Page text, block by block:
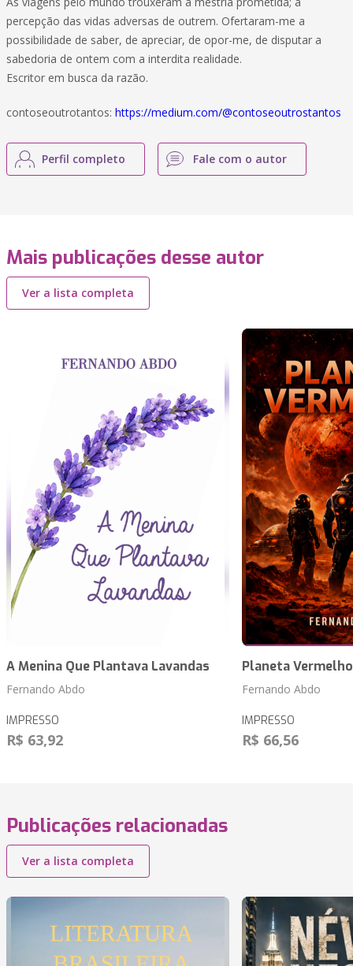
percepção das vidas adversas de outrem. Ofertaram-me a
possibilidade de saber, de apreciar, de opor-me, de disputar a
sabedoria de ontem com a interdita realidade.
Escritor em busca da razão.
contoseoutrotantos: https://medium.com/@contoseoutrostantos
Perfil completo Fale com o autor
Mais publicações desse autor
Ver a lista completa
A Menina Que Plantava Lavandas
Fernando Abdo
IMPRESSO
R$ 63,92
Planeta Vermelho
Fernando Abdo
IMPRESSO
R$ 66,56
Publicações relacionadas
Ver a lista completa